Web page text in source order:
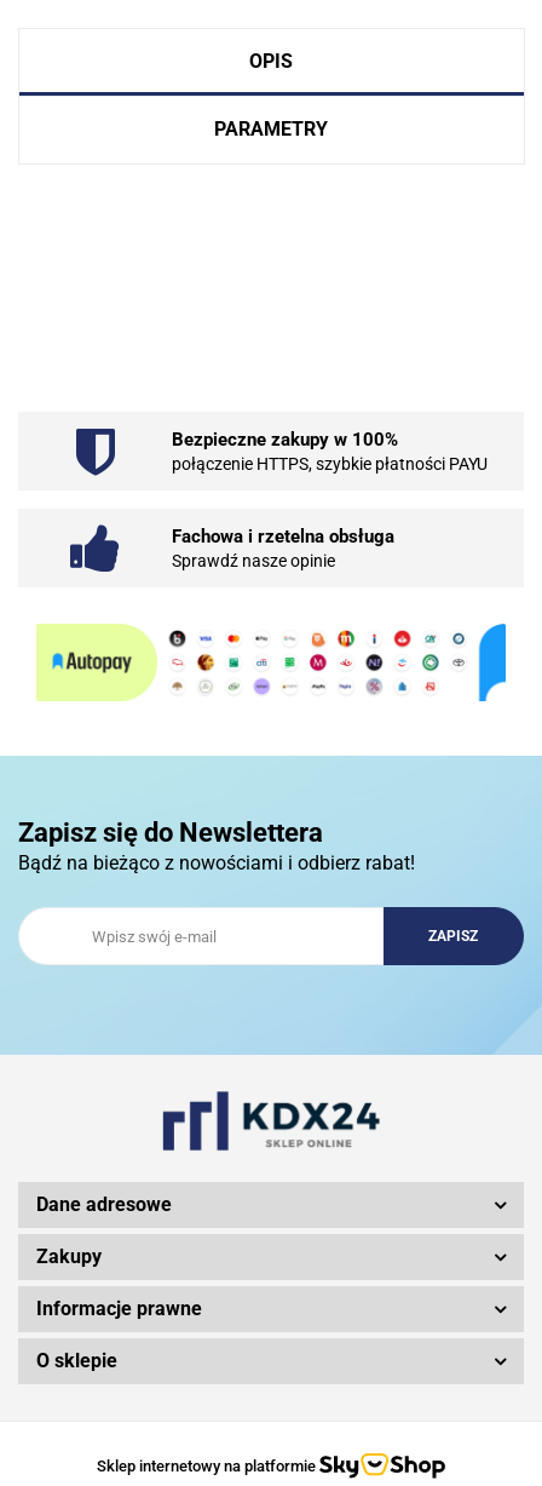
OPIS
PARAMETRY
101 INC
3Doodler
3MK
Bezpieczne zakupy w 100%
połączenie HTTPS, szybkie płatności PAYU
Fachowa i rzetelna obsługa
Sprawdź nasze opinie
Zapisz się do Newslettera
Bądź na bieżąco z nowościami i odbierz rabat!
Dane adresowe
Zakupy
Informacje prawne
O sklepie
Sklep internetowy na platformie